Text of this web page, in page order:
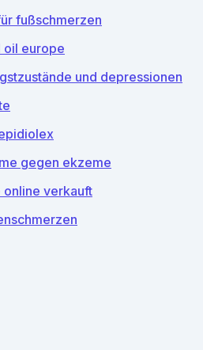
fußschmerzen
oil europe
und depressionen
gegen ekzeme
online verkauft